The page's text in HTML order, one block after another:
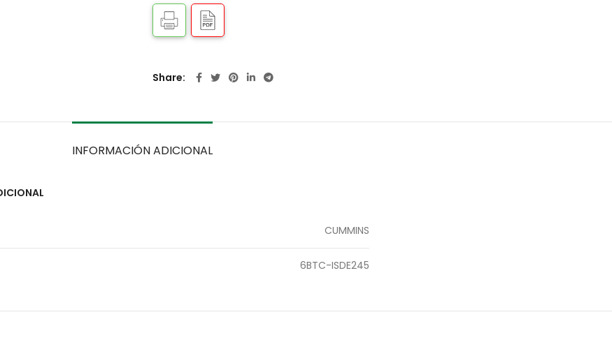
Share
INFORMACIÓN ADICIONAL
CUMMINS
6BTC-ISDE245